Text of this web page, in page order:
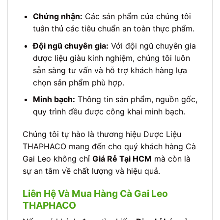
Chứng nhận: Các sản phẩm của chúng tôi
tuân thủ các tiêu chuẩn an toàn thực phẩm.
Đội ngũ chuyên gia: Với đội ngũ chuyên gia
dược liệu giàu kinh nghiệm, chúng tôi luôn
sẵn sàng tư vấn và hỗ trợ khách hàng lựa
chọn sản phẩm phù hợp.
Minh bạch: Thông tin sản phẩm, nguồn gốc,
quy trình đều được công khai minh bạch.
Chúng tôi tự hào là thương hiệu Dược Liệu
THAPHACO mang đến cho quý khách hàng Cà
Gai Leo không chỉ Giá Rẻ Tại HCM mà còn là
sự an tâm về chất lượng và hiệu quả.
Liên Hệ Và Mua Hàng Cà Gai Leo
THAPHACO